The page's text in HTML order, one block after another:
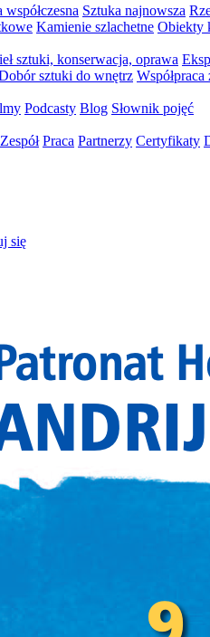
współczesna Sztuka najnowsza
Kamienie szlachetne Obiekty
sztuki, konserwacja, oprawa
sztuki do wnętrz
Podcasty Blog Słownik pojęć
Zespół Praca Partnerzy Certyfikaty
się